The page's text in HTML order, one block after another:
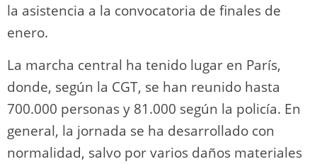
la asistencia a la convocatoria de finales de
enero.
La marcha central ha tenido lugar en París,
donde, según la CGT, se han reunido hasta
700.000 personas y 81.000 según la policía. En
general, la jornada se ha desarrollado con
normalidad, salvo por varios daños materiales